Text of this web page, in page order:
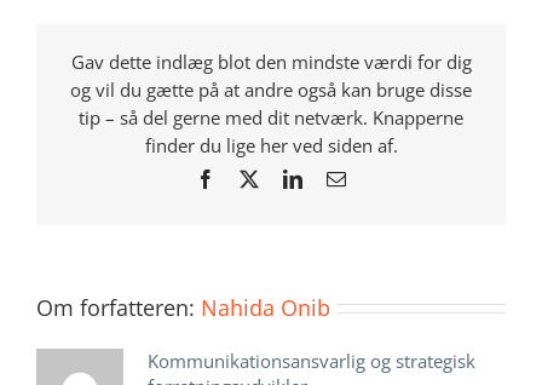
Gav dette indlæg blot den mindste værdi for dig
og vil du gætte på at andre også kan bruge disse
tip – så del gerne med dit netværk. Knapperne
finder du lige her ved siden af.
Facebook LinkedIn
E-
Om forfatteren: Nahida Onib
Kommunikationsansvarlig og strategisk